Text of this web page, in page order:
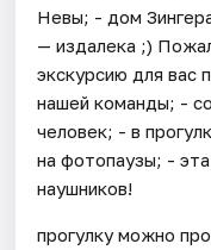
Невы; - дом
— издалека ;)
экскурсию для вас
нашей команды; -
человек; - в
на фотопаузы; -
наушников!
прогулку можно